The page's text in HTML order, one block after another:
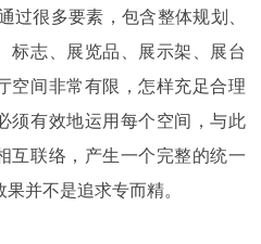
很多要素，包含整体规划、
标志、展览品、展示架、展台
空间非常有限，怎样充足合理
须有效地运用每个空间，与此
互联络，产生一个完整的统一
并不是追求专而精。